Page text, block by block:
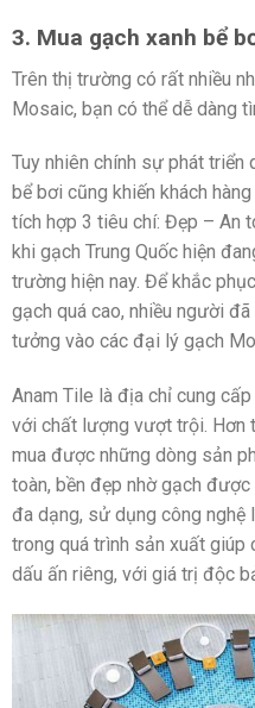
3. Mua gạch xanh bể
Trên thị trường có rất nhiều
Mosaic, bạn có thể dễ dàng
Tuy nhiên chính sự phát triển
bể bơi cũng khiến khách
tích hợp 3 tiêu chí: Đẹp – An
khi gạch Trung Quốc hiện
trường hiện nay. Để khắc
gạch quá cao, nhiều người
tưởng vào các đại lý gạch
Anam Tile là địa chỉ cung
với chất lượng vượt trội. Hơn
mua được những dòng sản
toàn, bền đẹp nhờ gạch
đa dạng, sử dụng công
trong quá trình sản xuất giúp
dấu ấn riêng, với giá trị độc